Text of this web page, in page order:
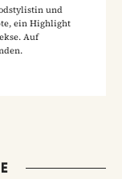
und
ein Highlight
Auf